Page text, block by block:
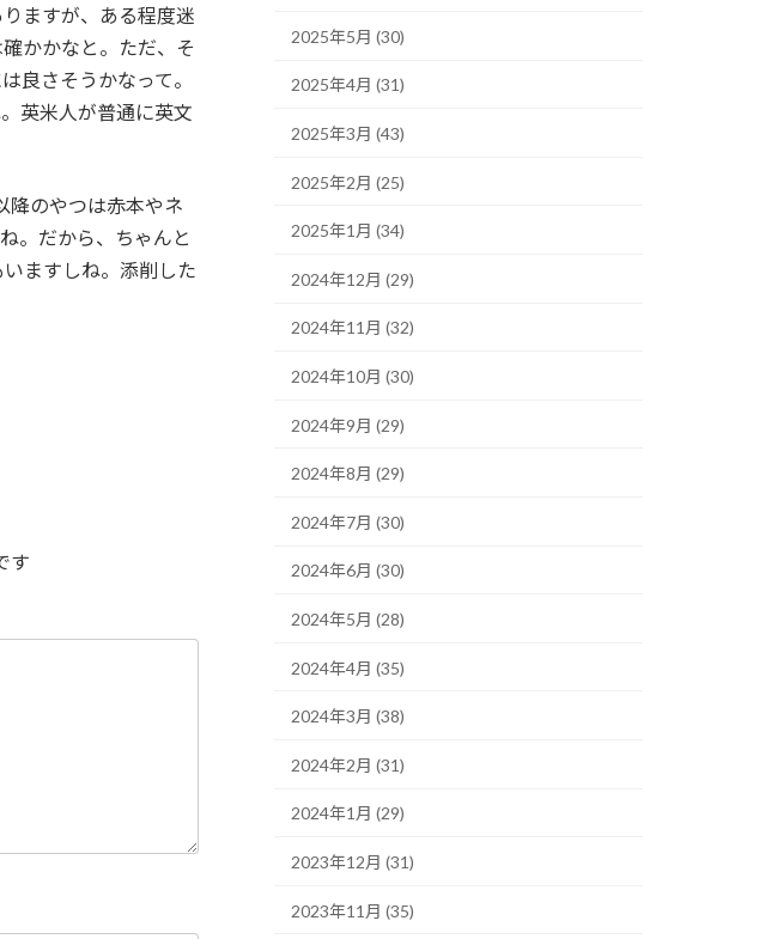
ますが、ある程度迷
かかなと。ただ、そ
良さそうかなって。
英米人が普通に英文
降のやつは赤本やネ
。だから、ちゃんと
ますしね。添削した
す
2025年5月 (30)
2025年4月 (31)
2025年3月 (43)
2025年2月 (25)
2025年1月 (34)
2024年12月 (29)
2024年11月 (32)
2024年10月 (30)
2024年9月 (29)
2024年8月 (29)
2024年7月 (30)
2024年6月 (30)
2024年5月 (28)
2024年4月 (35)
2024年3月 (38)
2024年2月 (31)
2024年1月 (29)
2023年12月 (31)
2023年11月 (35)